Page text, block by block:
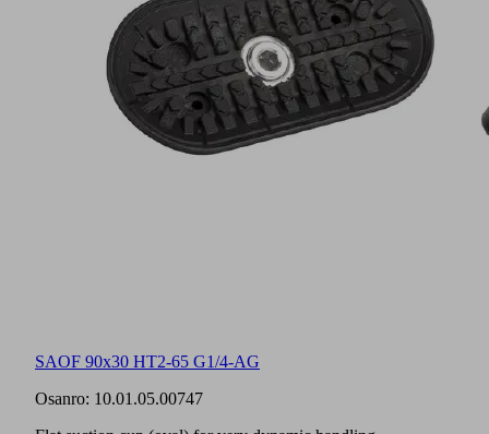
SAOF 90x30 HT2-65 G1/4-AG
Osanro: 10.01.05.00747